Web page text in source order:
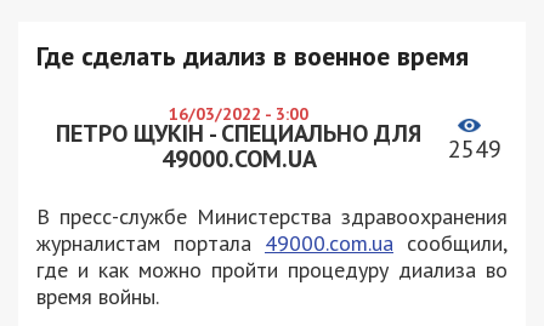
Где сделать диализ в военное время
16/03/2022 - 3:00
ПЕТРО ЩУКІН - СПЕЦИАЛЬНО ДЛЯ
49000.COM.UA
2549
В пресс-службе Министерства здравоохранения
журналистам портала 49000.com.ua сообщили,
где и как можно пройти процедуру диализа во
время войны.